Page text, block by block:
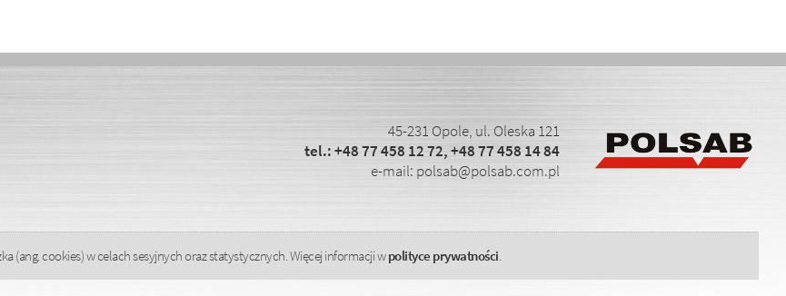
45-231 Opole, ul. Oleska 121
tel.:+48 77 458 12 72,+48 77 458 14 84
e-mail: polsab@polsab.com.pl
(ang. cookies) w celach sesyjnych oraz statystycznych. Więcej informacji wpolityce prywatności